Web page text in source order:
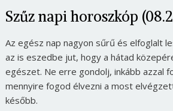
Szűz napi horoszkóp
Az egész nap nagyon sűrű és elfoglalt
az is eszedbe jut, hogy a hátad
egészet. Ne erre gondolj, inkább azzal
mennyire fogod élvezni a most
később.